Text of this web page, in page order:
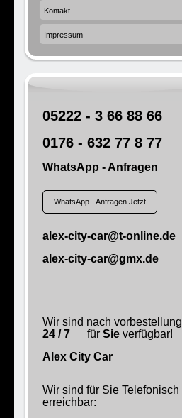
Kontakt
Impressum
05222 - 3 66 88 66
0176 - 632 77 8 77
WhatsApp - Anfragen
WhatsApp - Anfragen Jetzt
alex-city-car@t-online.de
alex-city-car@gmx.de
Wir sind nach vorbestellung
24 / 7 für Sie verfügbar!
Alex City Car
Wir sind für Sie Telefonisch
erreichbar: